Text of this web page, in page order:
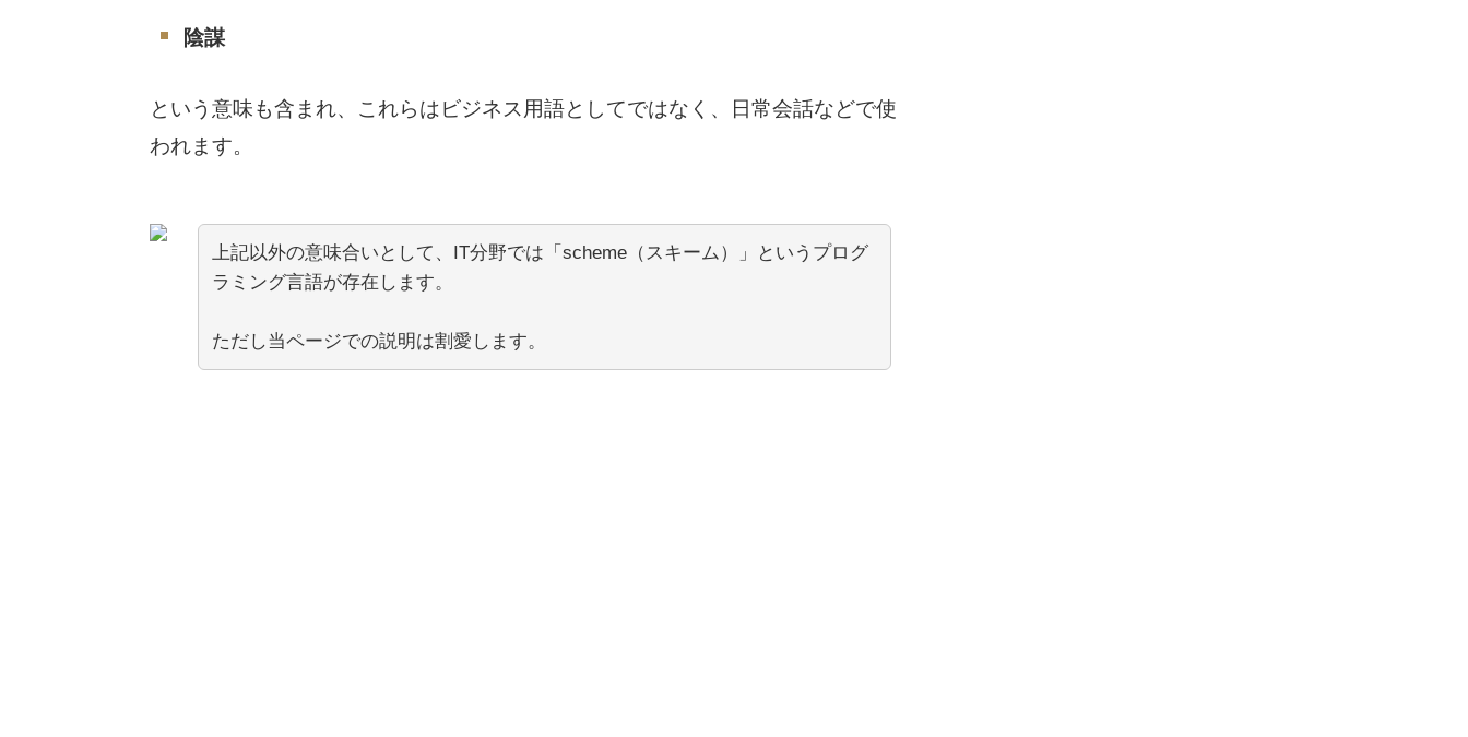
陰謀
という意味も含まれ、これらはビジネス用語としてではなく、日常会話などで使
われます。
上記以外の意味合いとして、IT分野では「scheme（スキーム）」というプログ
ラミング言語が存在します。
ただし当ページでの説明は割愛します。